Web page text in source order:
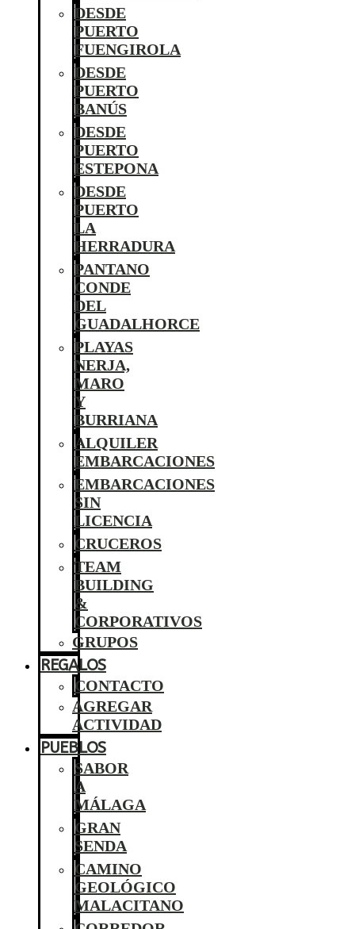
DESDE
PUERTO
FUENGIROLA
DESDE
PUERTO
BANÚS
DESDE
PUERTO
ESTEPONA
DESDE
PUERTO
LA
HERRADURA
PANTANO
CONDE
DEL
GUADALHORCE
PLAYAS
NERJA,
MARO
Y
BURRIANA
ALQUILER
EMBARCACIONES
EMBARCACIONES
SIN
LICENCIA
CRUCEROS
TEAM
BUILDING
&
CORPORATIVOS
GRUPOS
REGALOS
CONTACTO
AGREGAR
ACTIVIDAD
PUEBLOS
SABOR
A
MÁLAGA
GRAN
SENDA
CAMINO
GEOLÓGICO
MALACITANO